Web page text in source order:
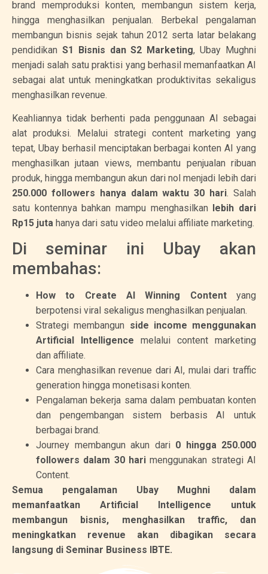
brand memproduksi konten, membangun sistem kerja,
hingga menghasilkan penjualan. Berbekal pengalaman
membangun bisnis sejak tahun 2012 serta latar belakang
pendidikan S1 Bisnis dan S2 Marketing, Ubay Mughni
menjadi salah satu praktisi yang berhasil memanfaatkan AI
sebagai alat untuk meningkatkan produktivitas sekaligus
menghasilkan revenue.
Keahliannya tidak berhenti pada penggunaan AI sebagai
alat produksi. Melalui strategi content marketing yang
tepat, Ubay berhasil menciptakan berbagai konten AI yang
menghasilkan jutaan views, membantu penjualan ribuan
produk, hingga membangun akun dari nol menjadi lebih dari
250.000 followers hanya dalam waktu 30 hari. Salah
satu kontennya bahkan mampu menghasilkan lebih dari
Rp15 juta hanya dari satu video melalui affiliate marketing.
Di seminar ini Ubay akan
membahas:
How to Create AI Winning Contentyang
berpotensi viral sekaligus menghasilkan penjualan.
Strategi membangun side income menggunakan
Artificial Intelligence melalui content marketing
dan affiliate.
Cara menghasilkan revenue dari AI, mulai dari traffic
generation hingga monetisasi konten.
Pengalaman bekerja sama dalam pembuatan konten
dan pengembangan sistem berbasis AI untuk
berbagai brand.
Journey membangun akun dari 0 hingga 250.000
followers dalam 30 hari menggunakan strategi AI
Content.
Semua pengalaman Ubay Mughni dalam
memanfaatkan Artificial Intelligence untuk
membangun bisnis, menghasilkan traffic, dan
meningkatkan revenue akan dibagikan secara
langsung di Seminar Business IBTE.